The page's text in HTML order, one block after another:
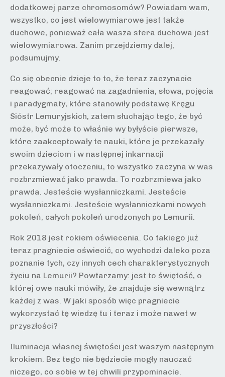
dodatkowej parze chromosomów? Powiadam wam,
wszystko, co jest wielowymiarowe jest także
duchowe, ponieważ cała wasza sfera duchowa jest
wielowymiarowa. Zanim przejdziemy dalej,
podsumujmy.
Co się obecnie dzieje to to, że teraz zaczynacie
reagować; reagować na zagadnienia, słowa, pojęcia
i paradygmaty, które stanowiły podstawę Kręgu
Sióstr Lemuryjskich, zatem słuchając tego, że być
może, być może to właśnie wy byłyście pierwsze,
które zaakceptowały te nauki, które je przekazały
swoim dzieciom i w następnej inkarnacji
przekazywały otoczeniu, to wszystko zaczyna w was
rozbrzmiewać jako prawda. To rozbrzmiewa jako
prawda. Jesteście wysłanniczkami. Jesteście
wysłanniczkami. Jesteście wysłanniczkami nowych
pokoleń, całych pokoleń urodzonych po Lemurii.
Rok 2018 jest rokiem oświecenia. Co takiego już
teraz pragniecie oświecić, co wychodzi daleko poza
poznanie tych, czy innych cech charakterystycznych
życiu na Lemurii? Powtarzamy: jest to świętość, o
której owe nauki mówiły, że znajduje się wewnątrz
każdej z was. W jaki sposób więc pragniecie
wykorzystać tę wiedzę tu i teraz i może nawet w
przyszłości?
Iluminacja własnej świętości jest waszym następnym
krokiem. Bez tego nie będziecie mogły nauczać
niczego, co sobie w tej chwili przypominacie.